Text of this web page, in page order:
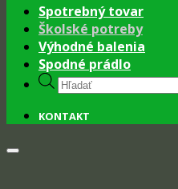
Spotrebný tovar
Školské potreby
Výhodné balenia
Spodné prádlo
Products
search
KONTAKT